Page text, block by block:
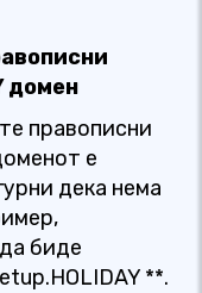
домен
правописни
е
дека нема
биде
**.